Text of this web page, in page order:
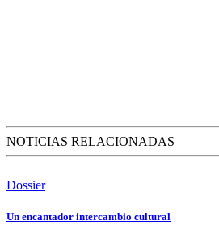
NOTICIAS RELACIONADAS
Dossier
Un encantador intercambio cultural